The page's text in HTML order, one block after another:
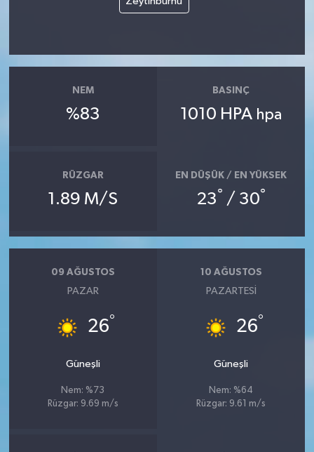
NEM
%83
BASINÇ
1010 HPA hpa
RÜZGAR
1.89 M/S
EN DÜŞÜK / EN YÜKSEK
23° / 30°
09 AĞUSTOS
PAZAR
26°
Güneşli
Nem: %73
Rüzgar: 9.69 m/s
10 AĞUSTOS
PAZARTESI
26°
Güneşli
Nem: %64
Rüzgar: 9.61 m/s